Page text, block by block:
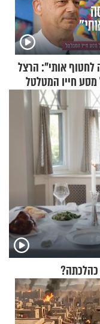
לחטוף אותי": הרצל
חייו המטלטל
כהלכתה?